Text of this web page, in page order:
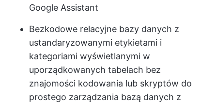
Google Assistant
Bezkodowe relacyjne bazy danych z
ustandaryzowanymi etykietami i
kategoriami wyświetlanymi w
uporządkowanych tabelach bez
znajomości kodowania lub skryptów do
prostego zarządzania bazą danych z